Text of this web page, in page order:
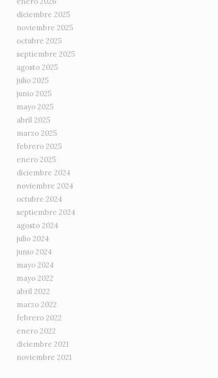
diciembre 2025
noviembre 2025
octubre 2025
septiembre 2025
agosto 2025
julio 2025
junio 2025
mayo 2025
abril 2025
marzo 2025
febrero 2025
enero 2025
diciembre 2024
noviembre 2024
octubre 2024
septiembre 2024
agosto 2024
julio 2024
junio 2024
mayo 2024
mayo 2022
abril 2022
marzo 2022
febrero 2022
enero 2022
diciembre 2021
noviembre 2021